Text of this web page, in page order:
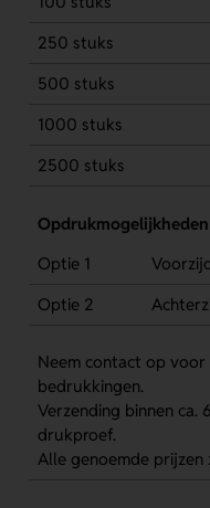
250 stuks
500 stuks
1000 stuks
2500 stuks
Opdrukmogelijkheden
Optie 1
Optie 2
Neem contact op
bedrukkingen.
Verzending binnen
drukproef.
Alle genoemde prijzen